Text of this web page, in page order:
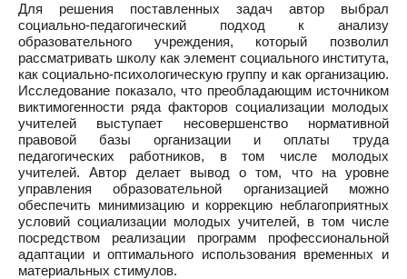
Для решения поставленных задач автор выбрал
социально-педагогический подход к анализу
образовательного учреждения, который позволил
рассматривать школу как элемент социального института,
как социально-психологическую группу и как организацию.
Исследование показало, что преобладающим источником
виктимогенности ряда факторов социализации молодых
учителей выступает несовершенство нормативной
правовой базы организации и оплаты труда
педагогических работников, в том числе молодых
учителей. Автор делает вывод о том, что на уровне
управления образовательной организацией можно
обеспечить минимизацию и коррекцию неблагоприятных
условий социализации молодых учителей, в том числе
посредством реализации программ профессиональной
адаптации и оптимального использования временных и
материальных стимулов.